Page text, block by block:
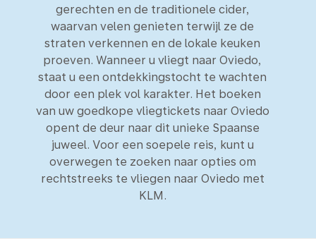
gerechten en de traditionele cider,
waarvan velen genieten terwijl ze de
straten verkennen en de lokale keuken
proeven. Wanneer u vliegt naar Oviedo,
staat u een ontdekkingstocht te wachten
door een plek vol karakter. Het boeken
van uw goedkope vliegtickets naar Oviedo
opent de deur naar dit unieke Spaanse
juweel. Voor een soepele reis, kunt u
overwegen te zoeken naar opties om
rechtstreeks te vliegen naar Oviedo met
KLM.